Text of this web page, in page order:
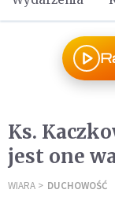
Ks.
jest one
WIARA DUCHOWOŚĆ